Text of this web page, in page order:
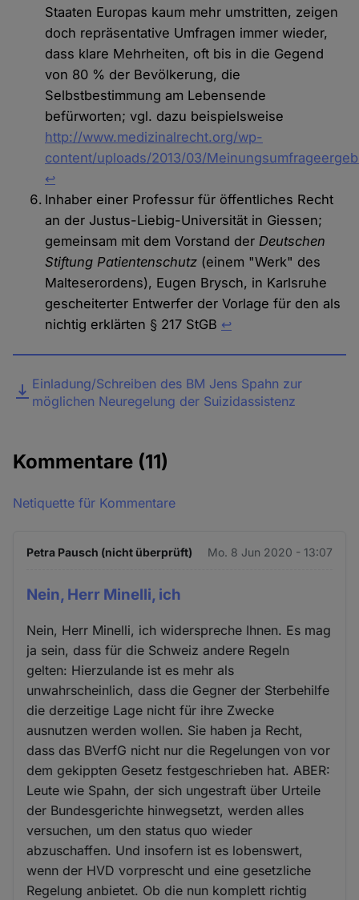
Staaten Europas kaum mehr umstritten, zeigen
doch repräsentative Umfragen immer wieder,
dass klare Mehrheiten, oft bis in die Gegend
von 80 % der Bevölkerung, die
Selbstbestimmung am Lebensende
befürworten; vgl. dazu beispielsweise
http://www.medizinalrecht.org/wp-
content/uploads/2013/03/
↩︎
Inhaber einer Professur für öffentliches Recht
an der Justus-Liebig-Universität in Giessen;
gemeinsam mit dem Vorstand der Deutschen
Stiftung Patientenschutz (einem "Werk" des
Malteserordens), Eugen Brysch, in Karlsruhe
gescheiterter Entwerfer der Vorlage für den als
nichtig erklärten § 217 StGB ↩︎
DateiEinladung/Schreiben des BM Jens Spahn zur
möglichen Neuregelung der Suizidassistenz
Kommentare (11)
Netiquette für Kommentare
Petra Pausch (nicht überprüft) Mo. 8 Jun 2020 - 13:07
Nein, Herr Minelli, ich
Nein, Herr Minelli, ich widerspreche Ihnen. Es mag
ja sein, dass für die Schweiz andere Regeln
gelten: Hierzulande ist es mehr als
unwahrscheinlich, dass die Gegner der Sterbehilfe
die derzeitige Lage nicht für ihre Zwecke
ausnutzen werden wollen. Sie haben ja Recht,
dass das BVerfG nicht nur die Regelungen von vor
dem gekippten Gesetz festgeschrieben hat. ABER:
Leute wie Spahn, der sich ungestraft über Urteile
der Bundesgerichte hinwegsetzt, werden alles
versuchen, um den status quo wieder
abzuschaffen. Und insofern ist es lobenswert,
wenn der HVD vorprescht und eine gesetzliche
Regelung anbietet. Ob die nun komplett richtig